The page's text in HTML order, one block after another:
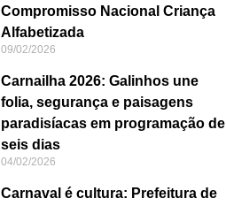
Compromisso Nacional Criança
Alfabetizada
09/02/2026
Carnailha 2026: Galinhos une
folia, segurança e paisagens
paradisíacas em programação de
seis dias
04/02/2026
Carnaval é cultura: Prefeitura de